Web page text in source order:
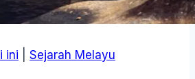
ini Sejarah Melayu